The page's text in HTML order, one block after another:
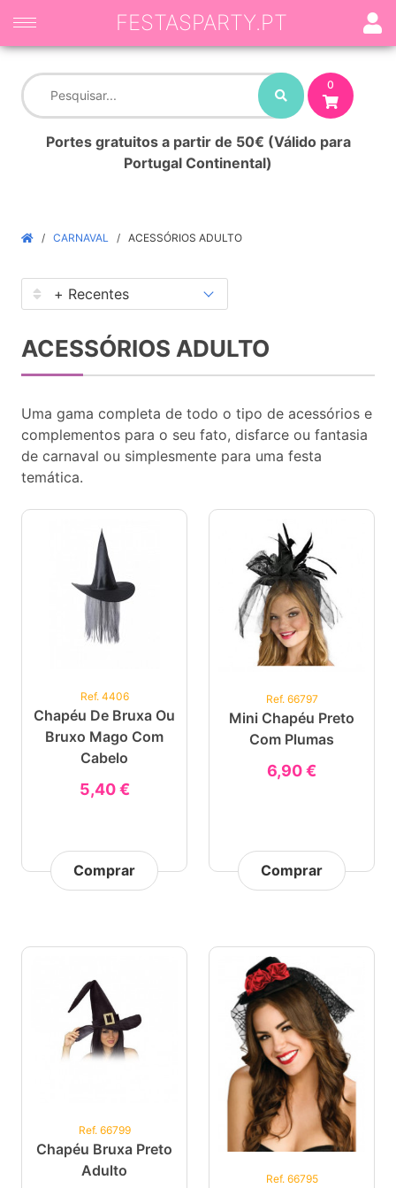
0
Portes gratuitos a partir de 50€ (Válido para
Portugal Continental)
FESTASPARTY.PT
CARNAVAL ACESSÓRIOS ADULTO
ACESSÓRIOS ADULTO
Uma gama completa de todo o tipo de acessórios e
complementos para o seu fato, disfarce ou fantasia
de carnaval ou simplesmente para uma festa
temática.
Ref. 4406
Chapéu De Bruxa Ou
Bruxo Mago Com
Cabelo
5,40 €
Comprar
Ref. 66797
Mini Chapéu Preto
Com Plumas
6,90 €
Comprar
Ref. 66799
Chapéu Bruxa Preto
Adulto
Ref. 66795